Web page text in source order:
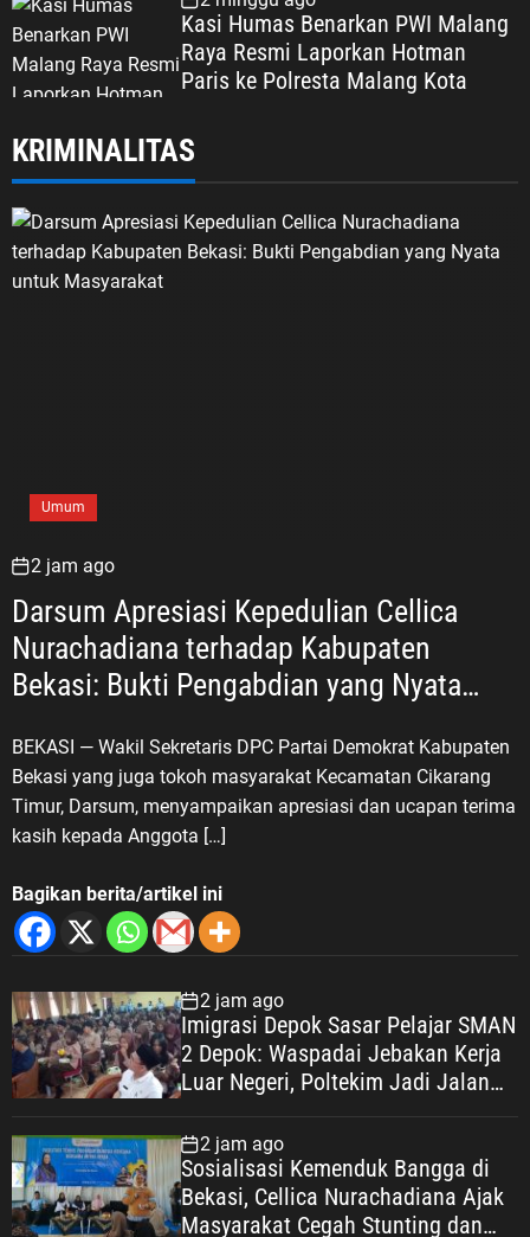
Kasi Humas Benarkan PWI Malang
Raya Resmi Laporkan Hotman
Paris ke Polresta Malang Kota
KRIMINALITAS
Umum
2 jam ago
Darsum Apresiasi Kepedulian Cellica
Nurachadiana terhadap Kabupaten
Bekasi: Bukti Pengabdian yang Nyata
BEKASI — Wakil Sekretaris DPC Partai Demokrat Kabupaten
Bekasi yang juga tokoh masyarakat Kecamatan Cikarang
Timur, Darsum, menyampaikan apresiasi dan ucapan terima
kasih kepada Anggota […]
Bagikan berita/artikel ini
2 jam ago
Imigrasi Depok Sasar Pelajar SMAN
2 Depok: Waspadai Jebakan Kerja
Luar Negeri, Poltekim Jadi Jalan
2 jam ago
Sosialisasi Kemenduk Bangga di
Bekasi, Cellica Nurachadiana Ajak
Masyarakat Cegah Stunting dan